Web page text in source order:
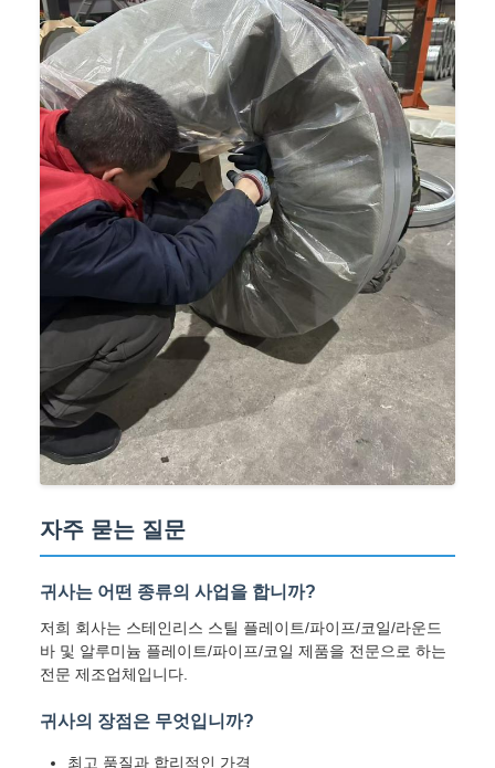
자주 묻는 질문
귀사는 어떤 종류의 사업을 합니까?
저희 회사는 스테인리스 스틸 플레이트/파이프/코일/라운드
바 및 알루미늄 플레이트/파이프/코일 제품을 전문으로 하는
전문 제조업체입니다.
귀사의 장점은 무엇입니까?
최고 품질과 합리적인 가격